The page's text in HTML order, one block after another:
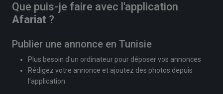
Que puis-je faire avec l'application
Afariat ?
Publier une annonce en Tunisie
Plus besoin d'un ordinateur pour déposer vos annonces
Rédigez votre annonce et ajoutez des photos depuis
l'application